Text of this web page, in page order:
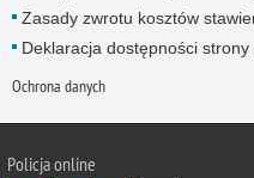
Zasady zwrotu kosztów
Deklaracja dostępności
Ochrona danych
Policja online